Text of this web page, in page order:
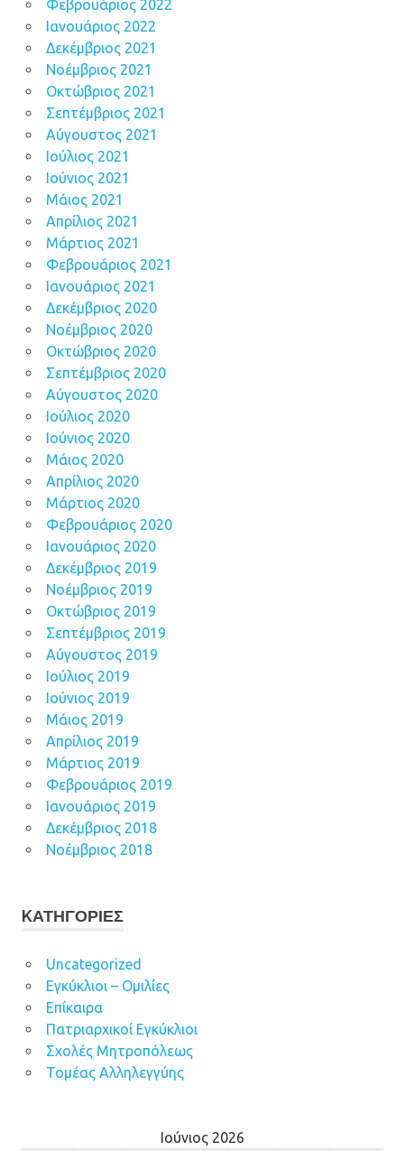
Φεβρουάριος 2022
Ιανουάριος 2022
Δεκέμβριος 2021
Νοέμβριος 2021
Οκτώβριος 2021
Σεπτέμβριος 2021
Αύγουστος 2021
Ιούλιος 2021
Ιούνιος 2021
Μάιος 2021
Απρίλιος 2021
Μάρτιος 2021
Φεβρουάριος 2021
Ιανουάριος 2021
Δεκέμβριος 2020
Νοέμβριος 2020
Οκτώβριος 2020
Σεπτέμβριος 2020
Αύγουστος 2020
Ιούλιος 2020
Ιούνιος 2020
Μάιος 2020
Απρίλιος 2020
Μάρτιος 2020
Φεβρουάριος 2020
Ιανουάριος 2020
Δεκέμβριος 2019
Νοέμβριος 2019
Οκτώβριος 2019
Σεπτέμβριος 2019
Αύγουστος 2019
Ιούλιος 2019
Ιούνιος 2019
Μάιος 2019
Απρίλιος 2019
Μάρτιος 2019
Φεβρουάριος 2019
Ιανουάριος 2019
Δεκέμβριος 2018
Νοέμβριος 2018
KΑΤΗΓΟΡΊΕΣ
Uncategorized
Εγκύκλιοι – Ομιλίες
Επίκαιρα
Πατριαρχικοί Εγκύκλιοι
Σχολές Μητροπόλεως
Τομέας Αλληλεγγύης
Ιούνιος 2026